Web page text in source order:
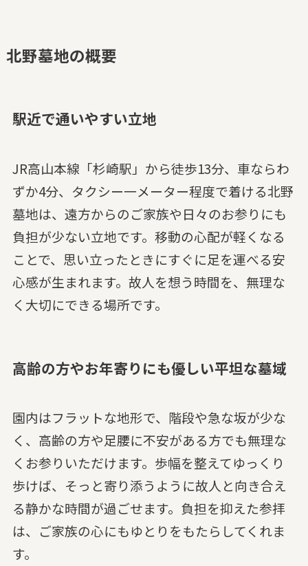
北野墓地の概要
駅近で通いやすい立地
JR高山本線「杉崎駅」から徒歩13分、車ならわ
ずか4分、タクシー一メーター程度で着ける北野
墓地は、遠方からのご家族や日々のお参りにも
負担が少ない立地です。移動の心配が軽くなる
ことで、思い立ったときにすぐに足を運べる安
心感が生まれます。故人を想う時間を、無理な
く大切にできる場所です。
高齢の方やお年寄りにも優しい平坦な墓域
園内はフラットな地形で、階段や急な坂が少な
く、高齢の方や足腰に不安がある方でも無理な
くお参りいただけます。歩幅を整えてゆっくり
歩けば、そっと寄り添うように故人と向き合え
る静かな時間が過ごせます。負担を抑えた参拝
は、ご家族の心にもゆとりをもたらしてくれま
す。